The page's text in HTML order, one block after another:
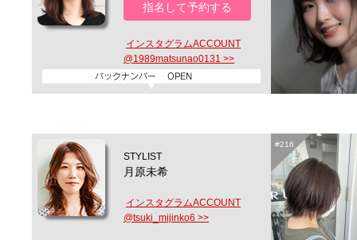
指名して予約する
インスタグラムACCOUNT
@1989matsunao0131 >>
STYLIST
月原未希
インスタグラムACCOUNT
@tsuki_mijinko6 >>
#216